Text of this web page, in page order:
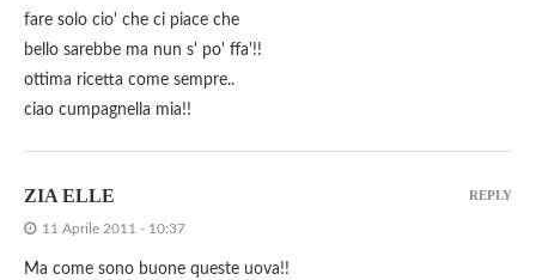
fare solo cio' che ci piace che
bello sarebbe ma nun s' po' ffa'!!
ottima ricetta come sempre..
ciao cumpagnella mia!!
ZIA ELLE
11 Aprile 2011 - 10:37
Ma come sono buone queste uova!!
REPLY